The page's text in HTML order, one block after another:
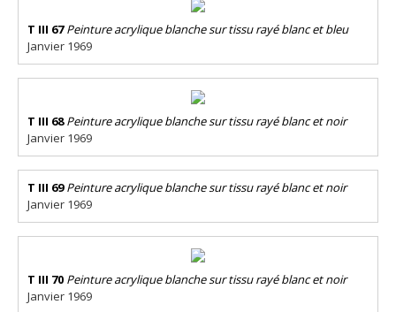
T III 67 Peinture acrylique blanche sur tissu rayé blanc et bleu
Janvier 1969
T III 68 Peinture acrylique blanche sur tissu rayé blanc et noir
Janvier 1969
T III 69 Peinture acrylique blanche sur tissu rayé blanc et noir
Janvier 1969
T III 70 Peinture acrylique blanche sur tissu rayé blanc et noir
Janvier 1969